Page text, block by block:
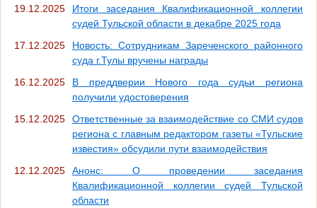
19.12.2025
Итоги заседания Квалификационной коллегии
судей Тульской области в декабре 2025 года
17.12.2025
Новость: Сотрудникам Зареченского районного
суда г.Тулы вручены награды
16.12.2025
В преддверии Нового года судьи региона
получили удостоверения
15.12.2025
Ответственные за взаимодействие со СМИ судов
региона с главным редактором газеты «Тульские
известия» обсудили пути взаимодействия
12.12.2025
Анонс: О проведении заседания
Квалификационной коллегии судей Тульской
области